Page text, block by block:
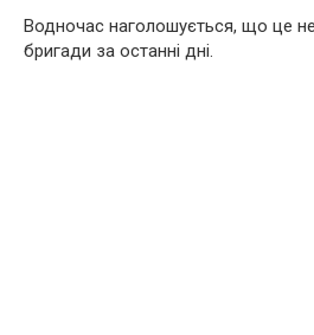
Водночас наголошується, що це
бригади за останні дні.